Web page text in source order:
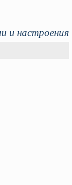
и настроения